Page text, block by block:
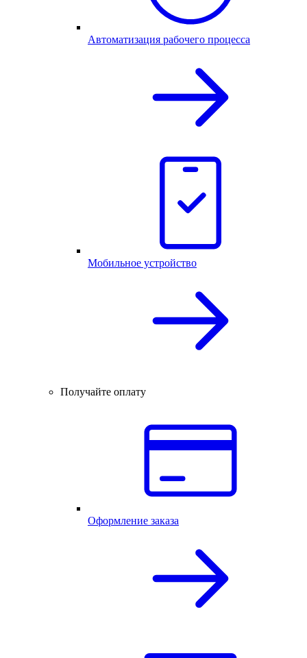
Автоматизация рабочего процесса
Мобильное устройство
Получайте оплату
Оформление заказа